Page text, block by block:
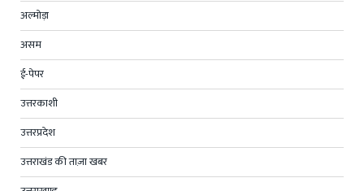
अल्मोड़ा
असम
ई-पेपर
उत्तरकाशी
उत्तरप्रदेश
उत्तराखंड की ताज़ा खबर